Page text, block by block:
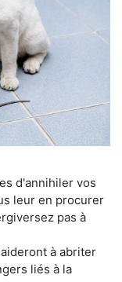
d'annihiler vos
leur en procurer
pas à
à abriter
liés à la